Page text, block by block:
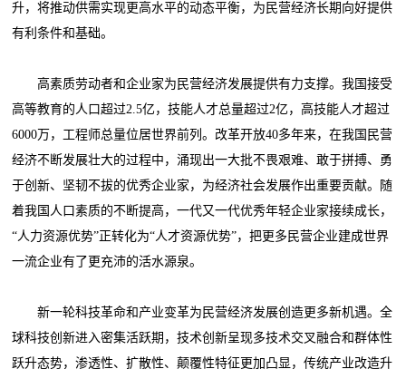
升，将推动供需实现更高水平的动态平衡，为民营经济长期向好提供
有利条件和基础。
高素质劳动者和企业家为民营经济发展提供有力支撑。我国接受
高等教育的人口超过2.5亿，技能人才总量超过2亿，高技能人才超过
6000万，工程师总量位居世界前列。改革开放40多年来，在我国民营
经济不断发展壮大的过程中，涌现出一大批不畏艰难、敢于拼搏、勇
于创新、坚韧不拔的优秀企业家，为经济社会发展作出重要贡献。随
着我国人口素质的不断提高，一代又一代优秀年轻企业家接续成长，
“人力资源优势”正转化为“人才资源优势”，把更多民营企业建成世界
一流企业有了更充沛的活水源泉。
新一轮科技革命和产业变革为民营经济发展创造更多新机遇。全
球科技创新进入密集活跃期，技术创新呈现多技术交叉融合和群体性
跃升态势，渗透性、扩散性、颠覆性特征更加凸显，传统产业改造升